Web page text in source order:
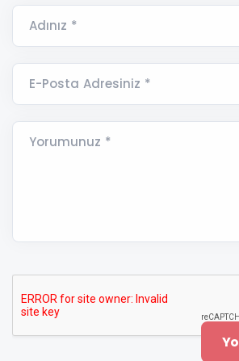
Adınız *
E-Posta Adresiniz *
Yorumunuz *